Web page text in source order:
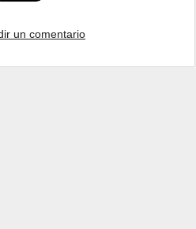
un comentario